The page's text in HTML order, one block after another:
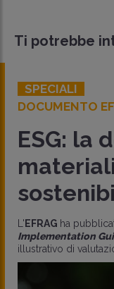
Ti potrebbe
SPECIALI
DOCUMENTO
ESG: la
L' EFRAG ha
Implementation
illustrativo di